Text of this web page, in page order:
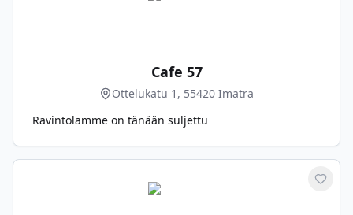
Cafe 57
Ottelukatu 1, 55420 Imatra
Ravintolamme on tänään suljettu